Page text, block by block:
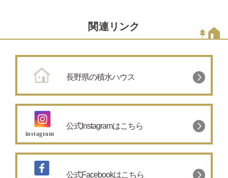
関連リンク
長野県の積水ハウス
公式Instagramはこちら
公式Facebookはこちら